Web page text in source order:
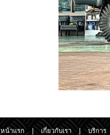
หน้าแรก | เกี่ยวกับเรา | บริการ